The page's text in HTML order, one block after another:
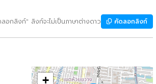
อกลิงก์" ลิงก์จะไม่เป็นภาษาต่างดาว คัดลอกลิงก์
+